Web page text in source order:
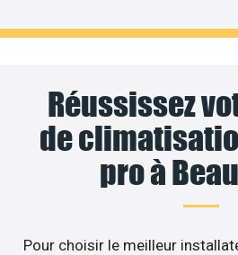
Réussissez
de
pro à
Pour choisir le meilleur